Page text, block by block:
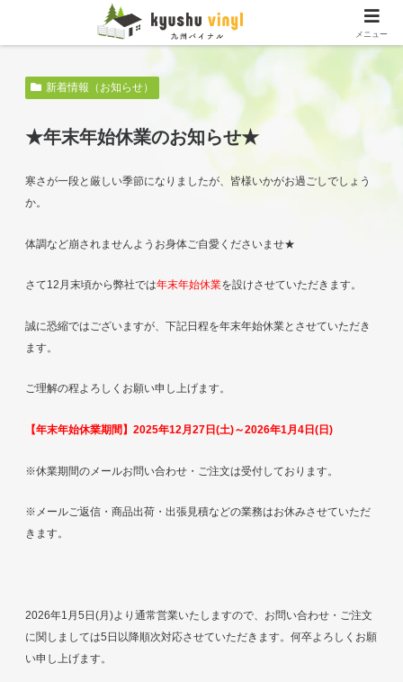
新着情報（お知らせ）
★年末年始休業のお知らせ★
寒さが一段と厳しい季節になりましたが、皆様いかがお過ごしでしょう
か。
体調など崩されませんようお身体ご自愛くださいませ★
さて12月末頃から弊社では年末年始休業を設けさせていただきます。
誠に恐縮ではございますが、下記日程を年末年始休業とさせていただき
ます。
ご理解の程よろしくお願い申し上げます。
【年末年始休業期間】2025年12月27日(土)～2026年1月4日(日)
※休業期間のメールお問い合わせ・ご注文は受付しております。
※メールご返信・商品出荷・出張見積などの業務はお休みさせていただ
きます。
2026年1月5日(月)より通常営業いたしますので、お問い合わせ・ご注文
に関しましては5日以降順次対応させていただきます。何卒よろしくお願
い申し上げます。
メニュー